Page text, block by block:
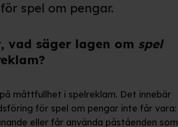
spel om pengar.
vad säger lagen om spel
måttfullhet i spelreklam. Det innebär
för spel om pengar inte får vara:
eller får använda påståenden som